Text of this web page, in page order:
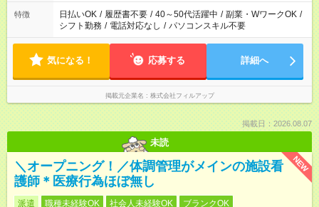
特徴 日払いOK / 履歴書不要 / 40～50代活躍中 / 副業・WワークOK /
シフト勤務 / 電話対応なし / パソコンスキル不要
気になる！ 応募する 詳細へ
掲載元企業名 株式会社フィルアップ
掲載日：2026.08.07
未読
NEW
＼オープニング！／体調管理がメインの施設看
護師＊医療行為ほぼ無し
派遣 職種未経験OK 社会人未経験OK ブランクOK